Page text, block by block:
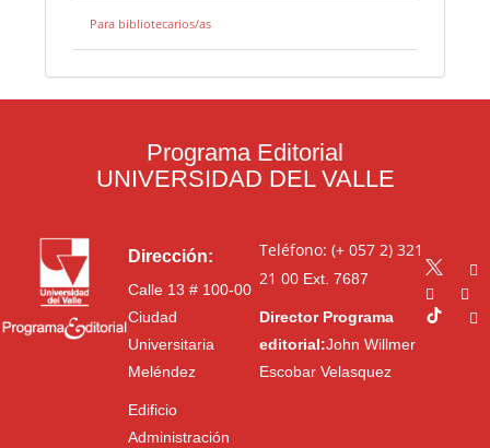
Para bibliotecarios/as
Programa Editorial
UNIVERSIDAD DEL VALLE
Dirección:
Calle 13 # 100-00
Ciudad
Universitaria
Meléndez
Edificio
Administración
Teléfono: (+ 057 2) 321
21 00Ext. 7687
Director Programa
editorial:John Willmer
Escobar Velasquez